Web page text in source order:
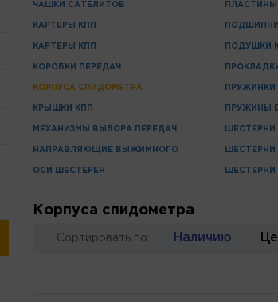
ЧАШКИ САТЕЛИТОВ
КАРТЕРЫ КПП
КАРТЕРЫ КПП
КОРОБКИ ПЕРЕДАЧ
КОРПУСА СПИДОМЕТРА
КРЫШКИ КПП
МЕХАНИЗМЫ ВЫБОРА ПЕРЕДАЧ
НАПРАВЛЯЮЩИЕ ВЫЖИМНОГО
ОСИ ШЕСТЕРЕН
ПЛАСТИНЫ
ПОДУШКИ
ПРУЖИНКИ
ПРУЖИНЫ
ШЕСТЕРНИ
ШЕСТЕРНИ
Корпуса спидометра
Сортировать по: Наличию